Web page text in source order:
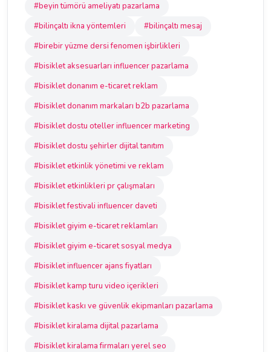
#beyin tümörü ameliyatı pazarlama
#bilinçaltı ikna yöntemleri
#bilinçaltı mesaj
#birebir yüzme dersi fenomen işbirlikleri
#bisiklet aksesuarları influencer pazarlama
#bisiklet donanım e-ticaret reklam
#bisiklet donanım markaları b2b pazarlama
#bisiklet dostu oteller influencer marketing
#bisiklet dostu şehirler dijital tanıtım
#bisiklet etkinlik yönetimi ve reklam
#bisiklet etkinlikleri pr çalışmaları
#bisiklet festivali influencer daveti
#bisiklet giyim e-ticaret reklamları
#bisiklet giyim e-ticaret sosyal medya
#bisiklet influencer ajans fiyatları
#bisiklet kamp turu video içerikleri
#bisiklet kaskı ve güvenlik ekipmanları pazarlama
#bisiklet kiralama dijital pazarlama
#bisiklet kiralama firmaları yerel seo